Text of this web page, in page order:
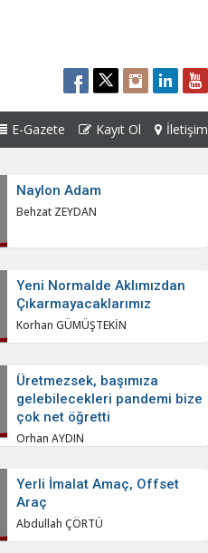
E-Gazete Kayıt Ol İletişim
Naylon Adam
Behzat ZEYDAN
Yeni Normalde Aklımızdan
Çıkarmayacaklarımız
Korhan GÜMÜŞTEKİN
Üretmezsek, başımıza
gelebilecekleri pandemi bize
çok net öğretti
Orhan AYDIN
Yerli İmalat Amaç, Offset
Araç
Abdullah ÇÖRTÜ